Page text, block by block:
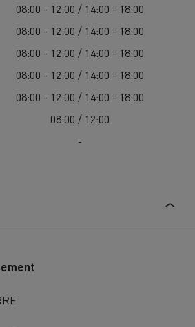
08:00 - 12:00 / 14:00 - 18:00
08:00 - 12:00 / 14:00 - 18:00
08:00 - 12:00 / 14:00 - 18:00
08:00 - 12:00 / 14:00 - 18:00
08:00 - 12:00 / 14:00 - 18:00
08:00 / 12:00
-